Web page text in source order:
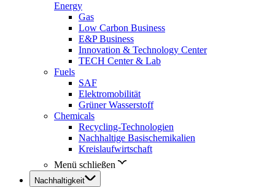
Energy
Gas
Low Carbon Business
E&P Business
Innovation & Technology Center
TECH Center & Lab
Fuels
SAF
Elektromobilität
Grüner Wasserstoff
Chemicals
Recycling-Technologien
Nachhaltige Basischemikalien
Kreislaufwirtschaft
Menü schließen
Nachhaltigkeit